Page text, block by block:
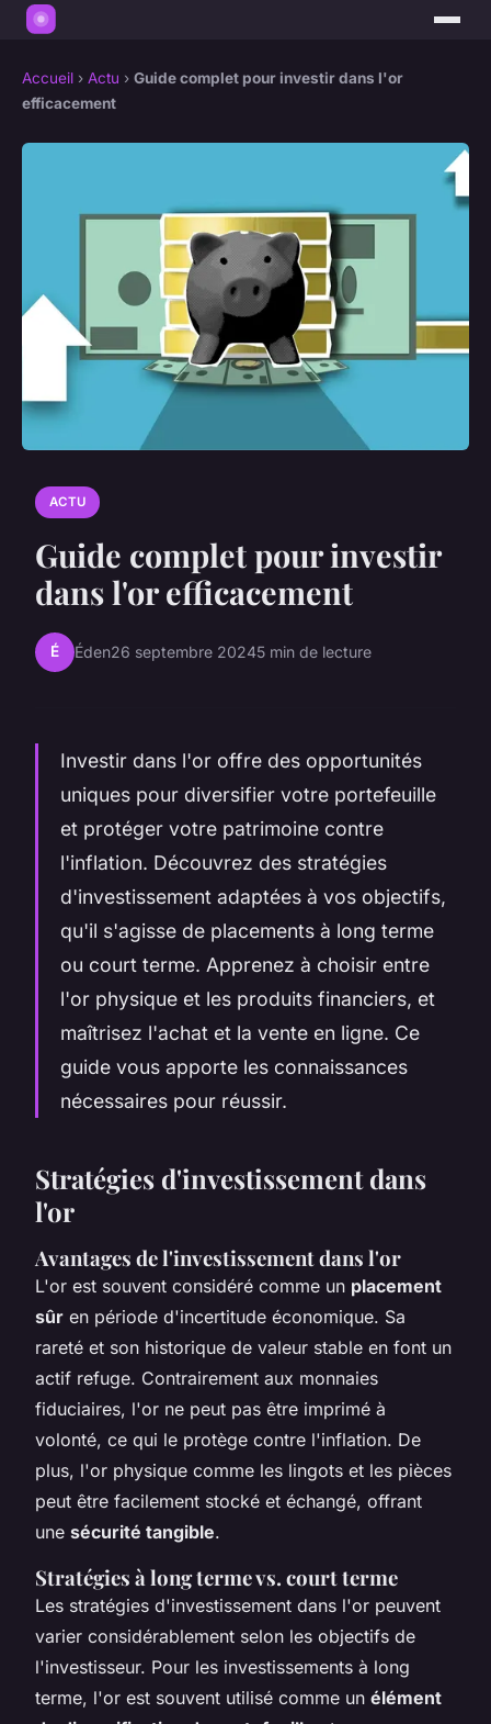
Accueil › Actu › Guide complet pour investir dans l'or
efficacement
ACTU
Guide complet pour investir
dans l'or efficacement
É Éden26 septembre 20245 min de lecture
Investir dans l'or offre des opportunités
uniques pour diversifier votre portefeuille
et protéger votre patrimoine contre
l'inflation. Découvrez des stratégies
d'investissement adaptées à vos objectifs,
qu'il s'agisse de placements à long terme
ou court terme. Apprenez à choisir entre
l'or physique et les produits financiers, et
maîtrisez l'achat et la vente en ligne. Ce
guide vous apporte les connaissances
nécessaires pour réussir.
Stratégies d'investissement dans
l'or
Avantages de l'investissement dans l'or
L'or est souvent considéré comme un placement
sûr en période d'incertitude économique. Sa
rareté et son historique de valeur stable en font un
actif refuge. Contrairement aux monnaies
fiduciaires, l'or ne peut pas être imprimé à
volonté, ce qui le protège contre l'inflation. De
plus, l'or physique comme les lingots et les pièces
peut être facilement stocké et échangé, offrant
une sécurité tangible.
Stratégies à long terme vs. court terme
Les stratégies d'investissement dans l'or peuvent
varier considérablement selon les objectifs de
l'investisseur. Pour les investissements à long
terme, l'or est souvent utilisé comme un élément